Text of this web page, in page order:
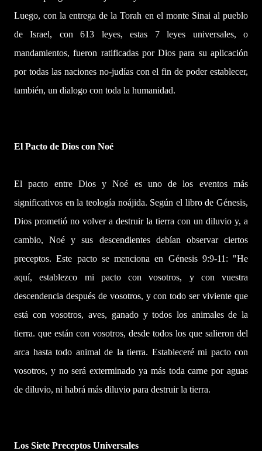
Luego, con la entrega de la Torah en el monte Sinai al pueblo
de Israel, con 613 leyes, estas 7 leyes universales, o
mandamientos, fueron ratificadas por Dios para su aplicación
por todas las naciones no-judías con el fin de poder establecer,
también, un dialogo con toda la humanidad.
El Pacto de Dios con Noé
El pacto entre Dios y Noé es uno de los eventos más
significativos en la teología noájida. Según el libro de Génesis,
Dios prometió no volver a destruir la tierra con un diluvio y, a
cambio, Noé y sus descendientes debían observar ciertos
preceptos. Este pacto se menciona en Génesis 9:9-11: "He
aquí, establezco mi pacto con vosotros, y con vuestra
descendencia después de vosotros, y con todo ser viviente que
está con vosotros, aves, ganado y todos los animales de la
tierra. que están con vosotros, desde todos los que salieron del
arca hasta todo animal de la tierra. Estableceré mi pacto con
vosotros, y no será exterminado ya más toda carne por aguas
de diluvio, ni habrá más diluvio para destruir la tierra.
Los Siete Preceptos Universales